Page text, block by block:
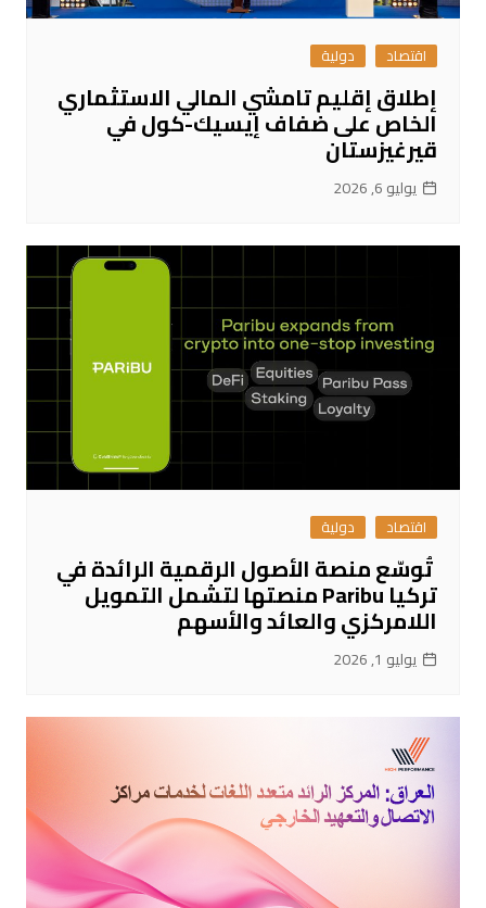
اقتصاد دولية
إطلاق إقليم تامشي المالي الاستثماري
الخاص على ضفاف إيسيك-كول في
قيرغيزستان
يوليو 6, 2026
اقتصاد دولية
تُوسّع منصة الأصول الرقمية الرائدة في
تركيا Paribu منصتها لتشمل التمويل
اللامركزي والعائد والأسهم
يوليو 1, 2026